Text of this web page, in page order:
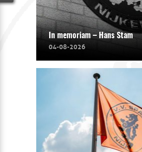
In memoriam – Hans Stam
04-08-2026